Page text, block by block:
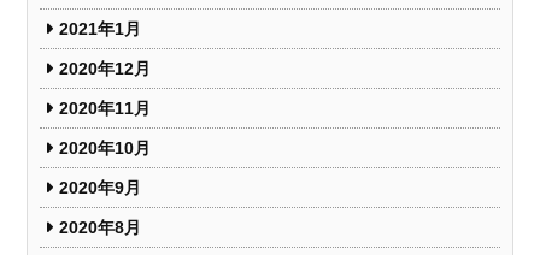
2021年1月
2020年12月
2020年11月
2020年10月
2020年9月
2020年8月